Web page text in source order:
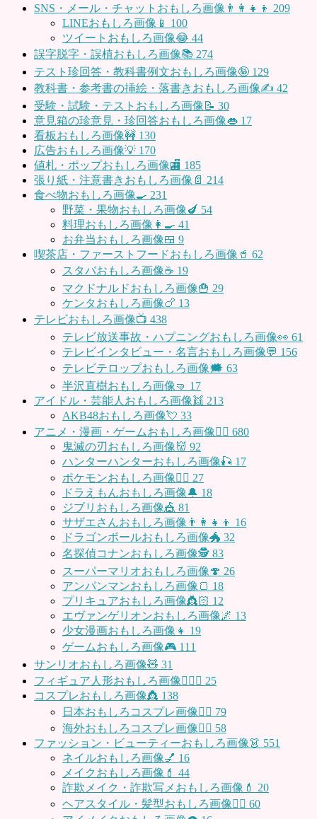
SNS・メール・チャットおもしろ画像👨‍👩‍👧‍👦 209
LINEおもしろ画像📱 100
ツイートおもしろ画像😂 44
誤字脱字・誤植おもしろ画像📚 274
テスト珍回答・教科書例文おもしろ画像🤪 129
教科書・参考書の挿絵・落書きおもしろ画像✍️ 42
受験・試験・テストおもしろ画像📝 30
意見箱の珍意見・珍回答おもしろ画像👄 17
看板おもしろ画像🚧 130
広告おもしろ画像💡 170
値札・ポップおもしろ画像🏬 185
張り紙・注意書きおもしろ画像📄 214
食べ物おもしろ画像🍳 231
野菜・果物おもしろ画像🍆 54
料理おもしろ画像👩‍🍳 41
お弁当おもしろ画像🍱 9
喫茶店・ファーストフードおもしろ画像🥤 62
スタバおもしろ画像☕️ 19
マクドナルドおもしろ画像🍟 29
ケンタおもしろ画像🍗 13
テレビおもしろ画像📺 438
テレビ放送事故・ハプニングおもしろ画像👀 61
テレビインタビュー・名言おもしろ画像💬 156
テレビテロップおもしろ画像🗯 63
半沢直樹おもしろ画像🤜 17
アイドル・芸能人おもしろ画像👯 213
AKB48おもしろ画像💘 33
アニメ・漫画・ゲームおもしろ画像🧚‍♀️ 680
鬼滅の刃おもしろ画像👹 92
ハンターハンターおもしろ画像🎣 17
ポケモンおもしろ画像🤹‍♂️ 27
ドラえもんおもしろ画像🔔 18
ジブリおもしろ画像🎪 81
サザエさんおもしろ画像👨‍👩‍👧‍👦 16
ドラゴンボールおもしろ画像🐲 32
名探偵コナンおもしろ画像🕵️ 83
スーパーマリオおもしろ画像🍄 26
アンパンマンおもしろ画像🍞 18
プリキュアおもしろ画像👸🏻 12
エヴァンゲリオンおもしろ画像🌌 13
少女漫画おもしろ画像👧 19
ゲームおもしろ画像🎮 111
サンリオおもしろ画像🧸 31
フィギュア人形おもしろ画像🧍🏼‍♂️ 25
コスプレおもしろ画像👸 138
日本おもしろコスプレ画像🧝‍♀️ 79
海外おもしろコスプレ画像🧝‍♂️ 58
ファッション・ビューティーおもしろ画像👗 551
ネイルおもしろ画像💅 16
メイクおもしろ画像💄 44
詐欺メイク・詐欺写メおもしろ画像💄 20
ヘアスタイル・髪型おもしろ画像👱‍♀️ 60